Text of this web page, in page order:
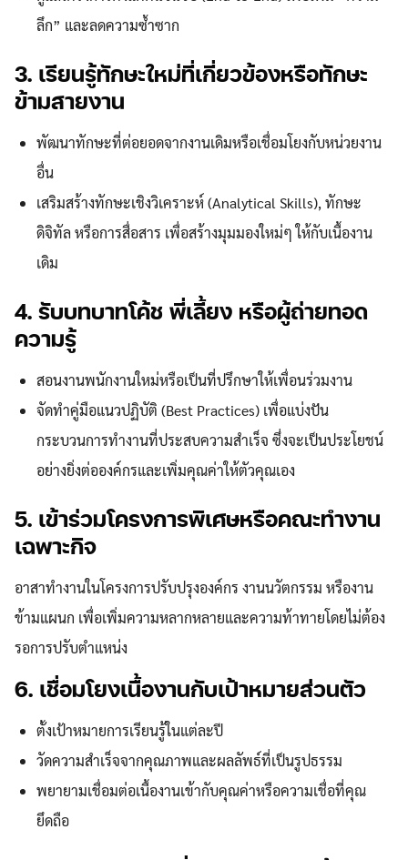
ลึก” และลดความซ้ำซาก
3. เรียนรู้ทักษะใหม่ที่เกี่ยวข้องหรือทักษะ
ข้ามสายงาน
พัฒนาทักษะที่ต่อยอดจากงานเดิมหรือเชื่อมโยงกับหน่วยงาน
อื่น
เสริมสร้างทักษะเชิงวิเคราะห์ (Analytical Skills), ทักษะ
ดิจิทัล หรือการสื่อสาร เพื่อสร้างมุมมองใหม่ๆ ให้กับเนื้องาน
เดิม
4. รับบทบาทโค้ช พี่เลี้ยง หรือผู้ถ่ายทอด
ความรู้
สอนงานพนักงานใหม่หรือเป็นที่ปรึกษาให้เพื่อนร่วมงาน
จัดทำคู่มือแนวปฏิบัติ (Best Practices) เพื่อแบ่งปัน
กระบวนการทำงานที่ประสบความสำเร็จ ซึ่งจะเป็นประโยชน์
อย่างยิ่งต่อองค์กรและเพิ่มคุณค่าให้ตัวคุณเอง
5. เข้าร่วมโครงการพิเศษหรือคณะทำงาน
เฉพาะกิจ
อาสาทำงานในโครงการปรับปรุงองค์กร งานนวัตกรรม หรืองาน
ข้ามแผนก เพื่อเพิ่มความหลากหลายและความท้าทายโดยไม่ต้อง
รอการปรับตำแหน่ง
6. เชื่อมโยงเนื้องานกับเป้าหมายส่วนตัว
ตั้งเป้าหมายการเรียนรู้ในแต่ละปี
วัดความสำเร็จจากคุณภาพและผลลัพธ์ที่เป็นรูปธรรม
พยายามเชื่อมต่อเนื้องานเข้ากับคุณค่าหรือความเชื่อที่คุณ
ยึดถือ